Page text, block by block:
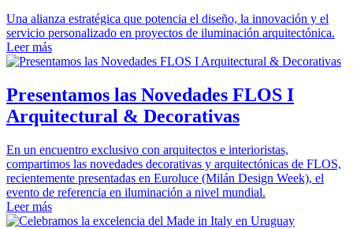
Una alianza estratégica que potencia el diseño, la innovación y el
servicio personalizado en proyectos de iluminación arquitectónica.
Leer más
Presentamos las Novedades FLOS I
Arquitectural & Decorativas
En un encuentro exclusivo con arquitectos e interioristas,
compartimos las novedades decorativas y arquitectónicas de FLOS,
recientemente presentadas en Euroluce (Milán Design Week), el
evento de referencia en iluminación a nivel mundial.
Leer más